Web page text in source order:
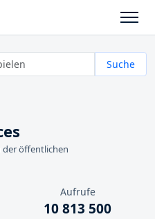
Suche
der öffentlichen
Aufrufe
10 813 500